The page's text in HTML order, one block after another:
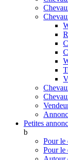
Petites
b
Pour le
Pour le